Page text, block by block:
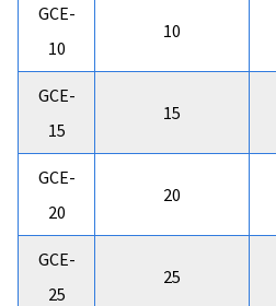
GCE-
10
10
GCE-
15
15
GCE-
20
20
GCE-
25
25